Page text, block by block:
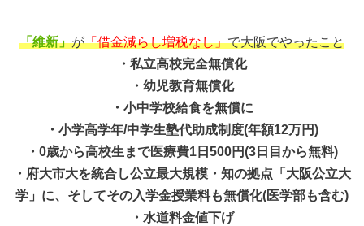
「維新」が「借金減らし増税なし」で大阪でやったこと
・私立高校完全無償化
・幼児教育無償化
・小中学校給食を無償に
・小学高学年/中学生塾代助成制度(年額12万円)
・0歳から高校生まで医療費1日500円(3日目から無料)
・府大市大を統合し公立最大規模・知の拠点「大阪公立大
学」に、そしてその入学金授業料も無償化(医学部も含む)
・水道料金値下げ